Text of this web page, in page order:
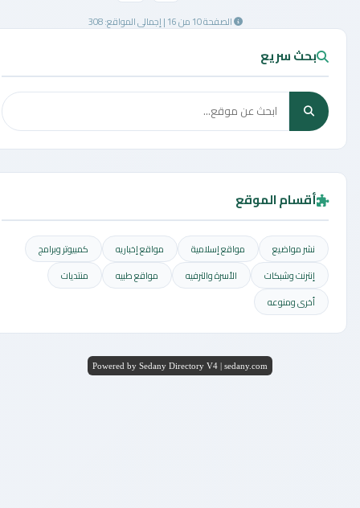
الصفحة 10 من 16 | إجمالي المواقع: 308
بحث سريع
أقسام الموقع
نشر مواضيع مواقع إسلامية مواقع إخباريه
كمبيوتر وبرامج
إنترنت وشبكات
الأسرة والترفيه مواقع طبيه
منتديات
أخرى ومنوعه
Powered by Sedany Directory V4 | sedany.com